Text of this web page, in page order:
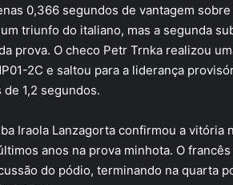
0,366 segundos de vantagem
triunfo do italiano, mas a segunda
prova. O checo Petr Trnka realizou
2C e saltou para a liderança
1,2 segundos.
Iraola Lanzagorta confirmou a vitória
anos na prova minhota. O
do pódio, terminando na quarta